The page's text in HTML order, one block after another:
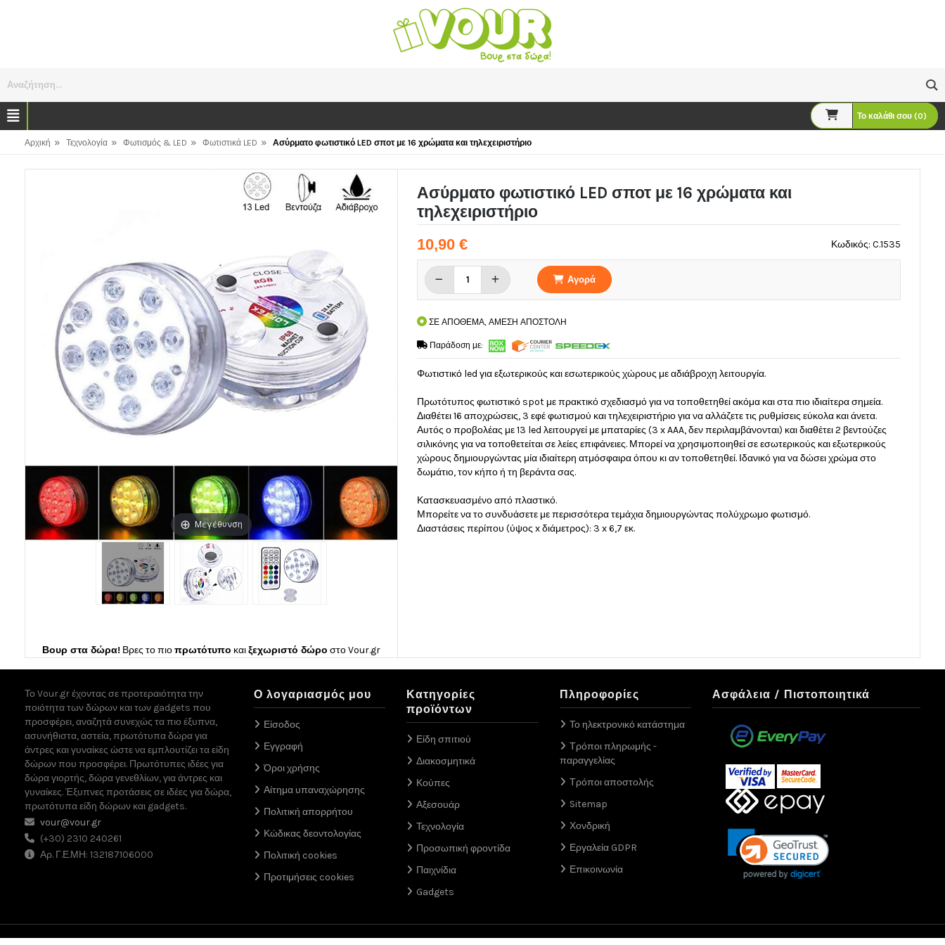
Αναζήτηση...
Το καλάθι σου (0)
Αρχική » Τεχνολογία » Φωτισμός & LED » Φωτιστικά LED » Ασύρματο φωτιστικό LED σποτ με 16 χρώματα και τηλεχειριστήριο
Μεγέθυνση
Βουρ στα δώρα! Βρες το πιοπρωτότυπο καιξεχωριστό δώρο στοVour.gr
Ασύρματο φωτιστικό LED σποτ με 16 χρώματα και
τηλεχειριστήριο
Κωδικός: C.1535
10,90 €
Αγορά
ΣΕ ΑΠΟΘΕΜΑ, ΑΜΕΣΗ ΑΠΟΣΤΟΛΗ
Παράδοση με:
Φωτιστικό led για εξωτερικούς και εσωτερικούς χώρους με αδιάβροχη λειτουργία.
Πρωτότυπος φωτιστικό spot με πρακτικό σχεδιασμό για να τοποθετηθεί ακόμα και στα πιο ιδιαίτερα σημεία.
Διαθέτει 16 αποχρώσεις, 3 εφέ φωτισμού και τηλεχειριστήριο για να αλλάζετε τις ρυθμίσεις εύκολα και άνετα.
Αυτός ο προβολέας με 13 led λειτουργεί με μπαταρίες (3 x AAA, δεν περιλαμβάνονται) και διαθέτει 2 βεντούζες
σιλικόνης για να τοποθετείται σε λείες επιφάνειες. Μπορεί να χρησιμοποιηθεί σε εσωτερικούς και εξωτερικούς
χώρους δημιουργώντας μία ιδιαίτερη ατμόσφαιρα όπου κι αν τοποθετηθεί. Ιδανικό για να δώσει χρώμα στο
δωμάτιο, τον κήπο ή τη βεράντα σας.
Κατασκευασμένο από πλαστικό.
Μπορείτε να το συνδυάσετε με περισσότερα τεμάχια δημιουργώντας πολύχρωμο φωτισμό.
Διαστάσεις περίπου (ύψος x διάμετρος): 3 x 6,7 εκ.
Το Vour.gr έχοντας σε προτεραιότητα την
ποιότητα των δώρων και των gadgets που
προσφέρει, αναζητά συνεχώς τα πιο έξυπνα,
ασυνήθιστα, αστεία, πρωτότυπα δώρα για
άντρες και γυναίκες ώστε να εμπλουτίζει τα είδη
δώρων που προσφέρει. Πρωτότυπες ιδέες για
δώρα γιορτής, δώρα γενεθλίων, για άντρες και
γυναίκες. Έξυπνες προτάσεις σε ιδέες για δώρα,
πρωτότυπα είδη δώρων και gadgets.
vour@vour.gr
(+30) 2310 240261
Αρ. Γ.Ε.ΜΗ: 132187106000
Ο λογαριασμός μου
Είσοδος
Εγγραφή
Όροι χρήσης
Αίτημα υπαναχώρησης
Πολιτική απορρήτου
Κώδικας δεοντολογίας
Πολιτική cookies
Προτιμήσεις cookies
Κατηγορίες
προϊόντων
Είδη σπιτιού
Διακοσμητικά
Κούπες
Αξεσουάρ
Τεχνολογία
Προσωπική φροντίδα
Παιχνίδια
Gadgets
Πληροφορίες
Το ηλεκτρονικό κατάστημα
Τρόποι πληρωμής -
παραγγελίας
Τρόποι αποστολής
Sitemap
Χονδρική
Εργαλεία GDPR
Επικοινωνία
Ασφάλεια / Πιστοποιητικά